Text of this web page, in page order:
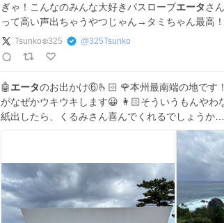
ぎゃ！こんなのみんな大好きバスローブエータ さ
って高い声出ちゃうやつじゃん→タミちゃん最高
Tsunko❄️325 @325Tsunko
🤖エータのお出かけ⑥🫰🏻 🌹本州最南端の地です
がなぜかウキウキします😀 👩🏻そういうもんやわ
紙出したら、くるみさん喜んでくれるでしょう